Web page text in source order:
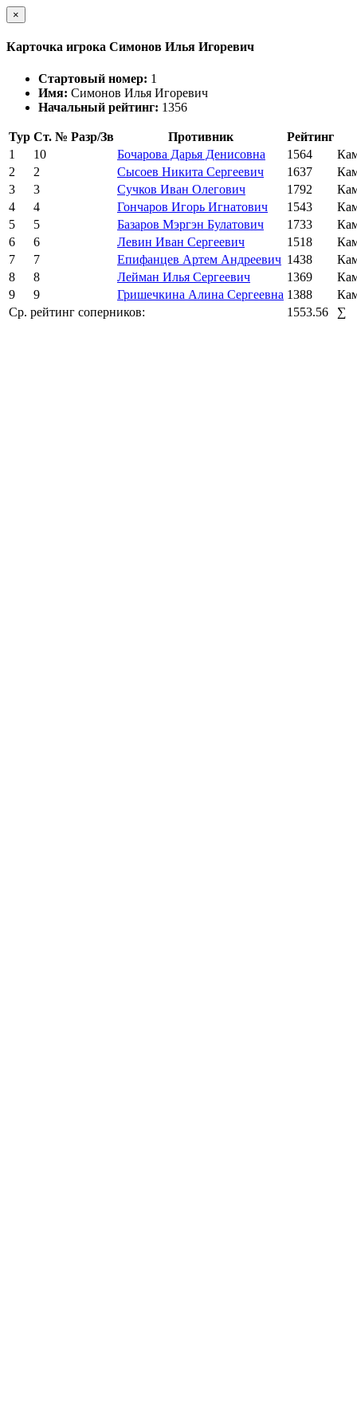
×
Карточка игрока Симонов Илья Игоревич
Стартовый номер: 1
Имя: Симонов Илья Игоревич
Начальный рейтинг: 1356
Тур Ст. № Разр/Зв Противник
Рейтинг
1
10 Бочарова Дарья Денисовна 1564
2
2 Сысоев Никита Сергеевич 1637
3
3 Сучков Иван Олегович 1792
4
4 Гончаров Игорь Игнатович 1543
5
5 Базаров Мэргэн Булатович 1733
6
6 Левин Иван Сергеевич 1518
7
7 Епифанцев Артем Андреевич 1438
8
8 Лейман Илья Сергеевич 1369
9
9 Гришечкина Алина Сергеевна 1388
Ср. рейтинг соперников:
1553.56 ∑